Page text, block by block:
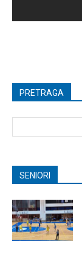
PRETRAGA
SENIORI